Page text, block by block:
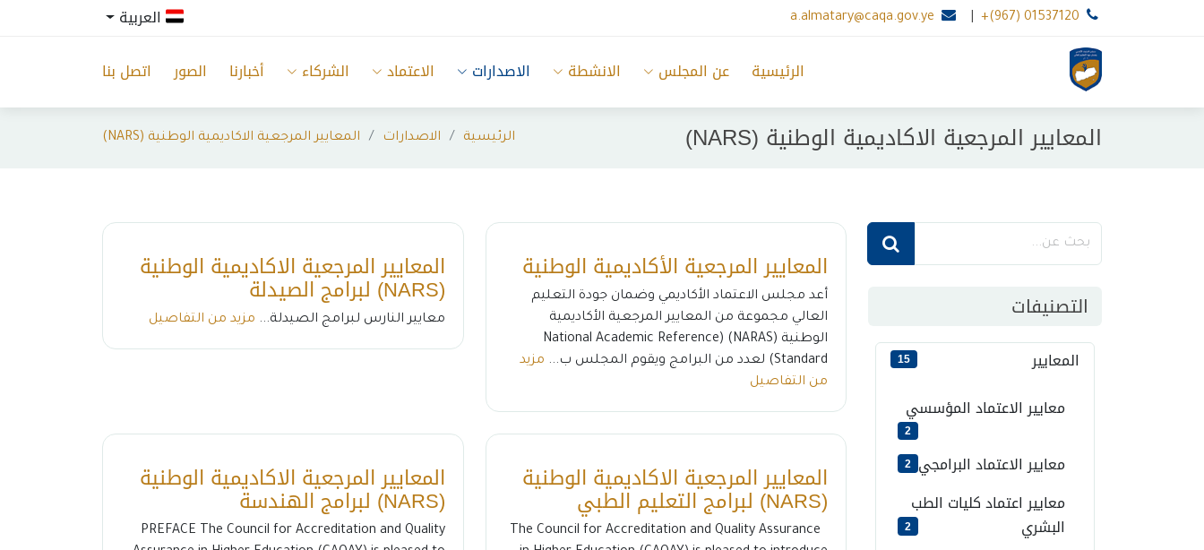
+(967) 01537120
a.almatary@caqa.gov.ye
الرئيسية
عن المجلس الانشطة الاصدارات الاعتماد الشركاء أخبارنا الصور اتصل بنا
المعايير المرجعية الاكاديمية الوطنية (NARS) الرئيسية الاصدارات المعايير المرجعية الاكاديمية الوطنية (NARS)
التصنيفات
المعايير 15
معايير الاعتماد المؤسسي
2
معايير الاعتماد البرامجي 2
معايير اعتماد كليات الطب
البشري
2
المعايير المرجعية الأكاديمية الوطنية
أعد مجلس الاعتماد الأكاديمي وضمان جودة التعليم
العالي مجموعة من المعايير المرجعية الأكاديمية
الوطنية (NARAS) (National Academic Reference
Standard) لعدد من البرامج ويقوم المجلس ب...
مزيد
من التفاصيل
المعايير المرجعية الاكاديمية الوطنية
(NARS) لبرامج الصيدلة
معايير النارس لبرامج الصيدلة... مزيد من التفاصيل
المعايير المرجعية الاكاديمية الوطنية
(NARS) لبرامج التعليم الطبي
The Council for Accreditation and Quality Assurance
المعايير المرجعية الاكاديمية الوطنية
(NARS) لبرامج الهندسة
PREFACE The Council for Accreditation and Quality